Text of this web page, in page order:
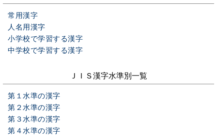
常用漢字
人名用漢字
小学校で学習する漢字
中学校で学習する漢字
ＪＩＳ漢字水準別一覧
第１水準の漢字
第２水準の漢字
第３水準の漢字
第４水準の漢字